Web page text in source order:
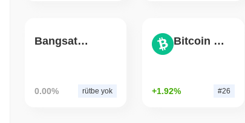
Bangsat 666
0.00% rütbe yok
Bitcoin Cash
+1.92% #26